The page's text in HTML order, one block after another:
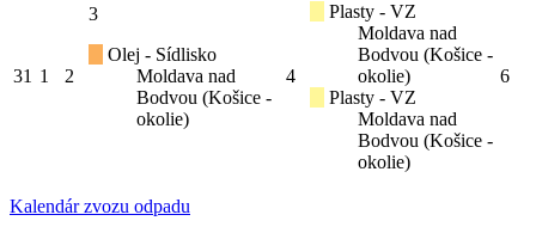
31 1 2
3
Olej - Sídlisko
Moldava nad
Bodvou (Košice -
okolie)
4
Plasty - VZ
Moldava nad
Bodvou (Košice -
okolie)
Plasty - VZ
Moldava nad
Bodvou (Košice -
okolie)
6
Kalendár zvozu odpadu